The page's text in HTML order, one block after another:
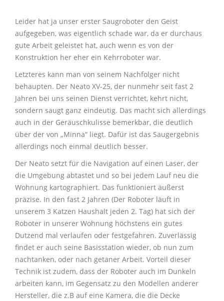
Leider hat ja unser erster Saugroboter den Geist
aufgegeben, was eigentlich schade war, da er durchaus
gute Arbeit geleistet hat, auch wenn es von der
Konstruktion her eher ein Kehrroboter war.
Letzteres kann man von seinem Nachfolger nicht
behaupten. Der Neato XV-25, der nunmehr seit fast 2
Jahren bei uns seinen Dienst verrichtet, kehrt nicht,
sondern saugt ganz eindeutig. Das macht sich allerdings
auch in der Geräuschkulisse bemerkbar, die deutlich
über der von „Minna“ liegt. Dafür ist das Saugergebnis
allerdings noch einmal deutlich besser.
Der Neato setzt für die Navigation auf einen Laser, der
die Umgebung abtastet und so bei jedem Lauf neu die
Wohnung kartographiert. Das funktioniert äußerst
präzise. In den fast 2 Jahren (Der Roboter läuft in
unserem 3 Katzen Haushalt jeden 2. Tag) hat sich der
Roboter in unserer Wohnung höchstens ein gutes
Dutzend mal verlaufen oder festgefahren. Zuverlässig
findet er auch seine Basisstation wieder, ob nun zum
nachtanken, oder nach getaner Arbeit. Vorteil dieser
Technik ist zudem, dass der Roboter auch im Dunkeln
arbeiten kann, im Gegensatz zu den Modellen anderer
Hersteller, die z.B auf eine Kamera, die die Decke